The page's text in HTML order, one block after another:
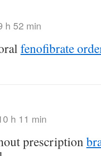
h 52 min
fenofibrate
h 11 min
prescription